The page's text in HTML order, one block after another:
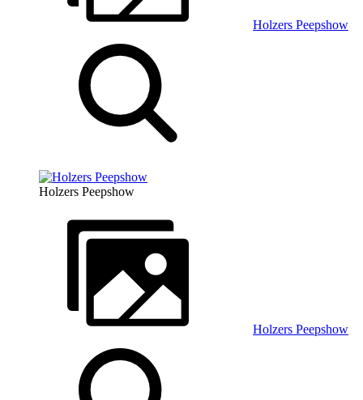
Holzers Peepshow
Holzers Peepshow
Holzers Peepshow